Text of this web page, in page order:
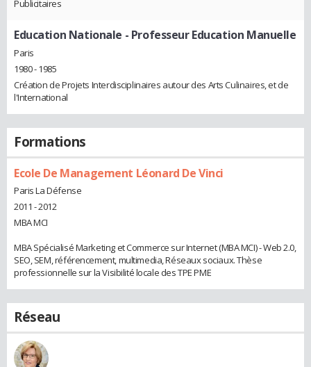
Publicitaires
Education Nationale - Professeur Education Manuelle
Paris
1980 - 1985
Création de Projets Interdisciplinaires autour des Arts Culinaires, et de
l'International
Formations
Ecole De Management Léonard De Vinci
Paris La Défense
2011 - 2012
MBA MCI
MBA Spécialisé Marketing et Commerce sur Internet (MBA MCI) - Web 2.0,
SEO, SEM, référencement, multimedia, Réseaux sociaux. Thèse
professionnelle sur la Visibilité locale des TPE PME
Réseau